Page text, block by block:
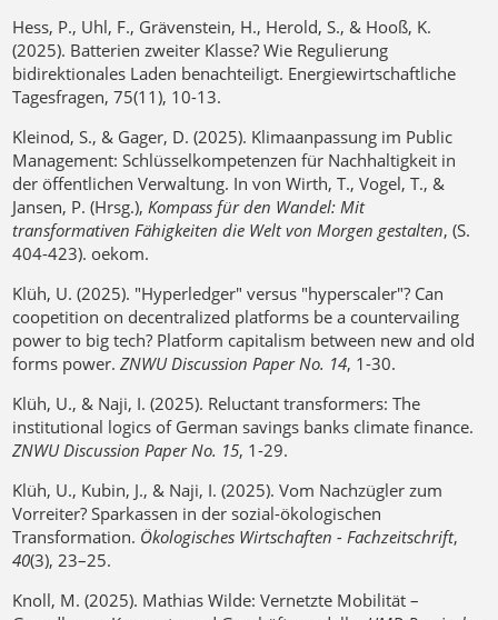
Hess, P., Uhl, F., Grävenstein, H., Herold, S., & Hooß, K.
(2025). Batterien zweiter Klasse? Wie Regulierung
bidirektionales Laden benachteiligt. Energiewirtschaftliche
Tagesfragen, 75(11), 10-13.
Kleinod, S., & Gager, D. (2025). Klimaanpassung im Public
Management: Schlüsselkompetenzen für Nachhaltigkeit in
der öffentlichen Verwaltung. In von Wirth, T., Vogel, T., &
Jansen, P. (Hrsg.),Kompass für den Wandel: Mit
transformativen Fähigkeiten die Welt von Morgen gestalten, (S.
404-423). oekom.
Klüh, U. (2025). "Hyperledger" versus "hyperscaler"? Can
coopetition on decentralized platforms be a countervailing
power to big tech? Platform capitalism between new and old
forms power.ZNWU Discussion Paper No. 14, 1-30.
Klüh, U., & Naji, I. (2025). Reluctant transformers: The
institutional logics of German savings banks climate finance.
ZNWU Discussion Paper No. 15, 1-29.
Klüh, U., Kubin, J., & Naji, I. (2025). Vom Nachzügler zum
Vorreiter? Sparkassen in der sozial-ökologischen
Transformation. Ökologisches Wirtschaften - Fachzeitschrift,
40(3), 23–25.
Knoll, M. (2025). Mathias Wilde: Vernetzte Mobilität –